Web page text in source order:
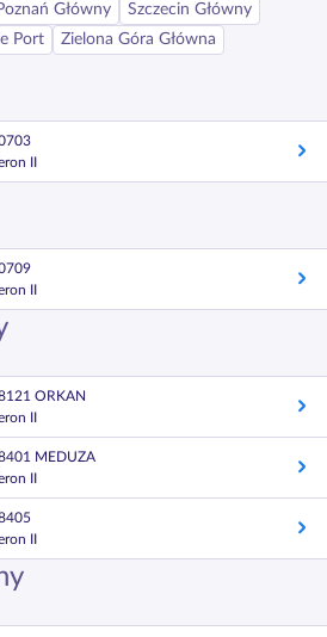
Główny
Szczecin Główny
Port Zielona Góra Główna
II
II
ORKAN
II
MEDUZA
II
II